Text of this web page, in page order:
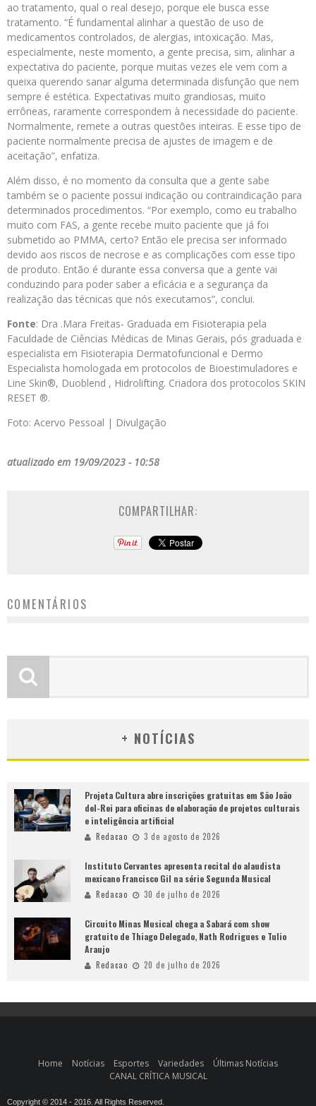
ao tratamento, qual o real desejo, porque ele busca esse
tratamento. “É fundamental alinhar a questão de uso de
medicamentos controlados, de alergias, intoxicação. Mas,
especialmente, neste momento, a gente precisa, sim, alinhar a
expectativa do paciente, porque muitas vezes ele vem com a
queixa querendo sanar alguma determinada disfunção que nem
sempre é estética. Expectativas muito grandiosas, muito
errôneas, raramente correspondem à necessidade do paciente.
Normalmente, remete a outras questões inteiras. E esse tipo de
paciente normalmente precisa de ajustes de imagem e de
aceitação”, enfatiza.
Além disso, é no momento da consulta que a gente sabe
também se o paciente possui indicação ou contraindicação para
determinados procedimentos. “Por exemplo, como eu trabalho
muito com FAS, a gente recebe muito paciente que já foi
submetido ao PMMA, certo? Então ele precisa ser informado
devido aos riscos de necrose e as complicações com esse tipo
de produto. Então é durante essa conversa que a gente vai
conduzindo para poder saber a eficácia e a segurança da
realização das técnicas que nós executamos”, conclui.
Fonte: Dra .Mara Freitas- Graduada em Fisioterapia pela
Faculdade de Ciências Médicas de Minas Gerais, pós graduada e
especialista em Fisioterapia Dermatofuncional e Dermo
Especialista homologada em protocolos de Bioestimuladores e
Line Skin®, Duoblend , Hidrolifting. Criadora dos protocolos SKIN
RESET ®.
Foto: Acervo Pessoal | Divulgação
atualizado em 19/09/2023 - 10:58
COMPARTILHAR:
COMENTÁRIOS
+ NOTÍCIAS
Projeta Cultura abre inscrições gratuitas em São João
del-Rei para oficinas de elaboração de projetos culturais
e inteligência artificial
Redacao 3 de agosto de 2026
Instituto Cervantes apresenta recital do alaudista
mexicano Francisco Gil na série Segunda Musical
Redacao 30 de julho de 2026
Circuito Minas Musical chega a Sabará com show
gratuito de Thiago Delegado, Nath Rodrigues e Tulio
Araujo
Redacao 20 de julho de 2026
Home Notícias Esportes Variedades
Últimas Notícias
CANAL CRÍTICA MUSICAL
Copyright © 2014 - 2016. All Rights Reserved.